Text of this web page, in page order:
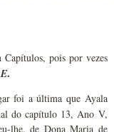
pois por vezes
E.
foi a última que Ayala
do capítulo 13, Ano V,
lhe, de Dona Maria de